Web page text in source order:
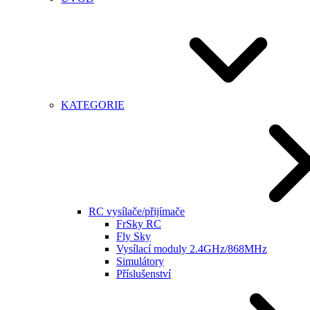
KATEGORIE
RC vysílače/přijímače
FrSky RC
Fly Sky
Vysílací moduly 2.4GHz/868MHz
Simulátory
Příslušenství